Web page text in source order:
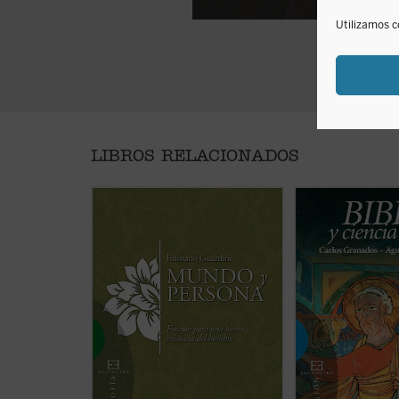
Utilizamos
LIBROS RELACIONADOS
una pregunta: la pregunta por la
esencia del hombre. Este
interrogante se plantea hoy con
una radicalidad desconocida
desde hacía mucho tiempo.
Nuestro presente ve en el hombre
algo enigmático. No hace todavía
mucho tiempo que eran dos las ...
(ver ficha)
En este volumen
artículos
especialistas de
el campo de la
(Romano
Dreyfus, Albert
Beauchamp,
Scott W. Hahn)
seleccionados,
introducidos por
y ...(ver ficha)